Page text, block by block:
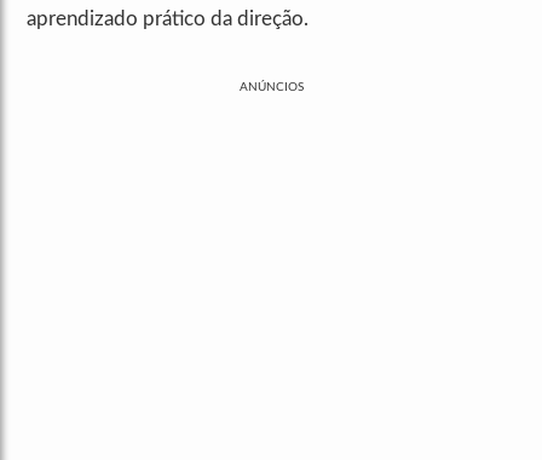
aprendizado prático da direção.
ANÚNCIOS